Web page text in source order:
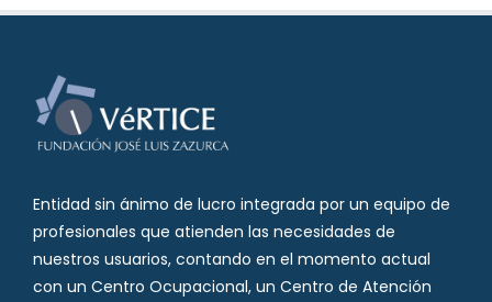
Entidad sin ánimo de lucro integrada por un equipo de
profesionales que atienden las necesidades de
nuestros usuarios, contando en el momento actual
con un Centro Ocupacional, un Centro de Atención